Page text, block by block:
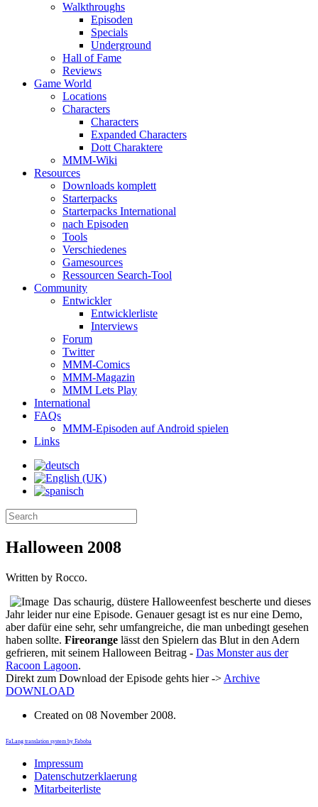
Walkthroughs
Episoden
Specials
Underground
Hall of Fame
Reviews
Game World
Locations
Characters
Characters
Expanded Characters
Dott Charaktere
MMM-Wiki
Resources
Downloads komplett
Starterpacks
Starterpacks International
nach Episoden
Tools
Verschiedenes
Gamesources
Ressourcen Search-Tool
Community
Entwickler
Entwicklerliste
Interviews
Forum
Twitter
MMM-Comics
MMM-Magazin
MMM Lets Play
International
FAQs
MMM-Episoden auf Android spielen
Links
Halloween 2008
Written by Rocco.
Das schaurig, düstere Halloweenfest bescherte und dieses
Jahr leider nur eine Episode. Genauer gesagt ist es nur eine Demo,
aber dafür eine sehr, sehr umfangreiche, die man unbedingt gesehen
haben sollte. Fireorange lässt den Spielern das Blut in den Adern
gefrieren, mit seinem Halloween Beitrag - Das Monster aus der
Racoon Lagoon.
Direkt zum Download der Episode gehts hier -> Archive
DOWNLOAD
Created on 08 November 2008.
FaLang translation system by Faboba
Impressum
Datenschutzerklaerung
Mitarbeiterliste